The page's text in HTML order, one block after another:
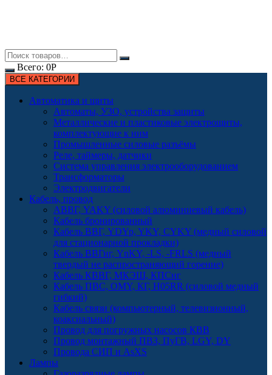
Всего: 0Р
ВСЕ КАТЕГОРИИ
Автоматика и щиты
Автоматы, УЗО, устройства защиты
Металлические и пластиковые электрощиты,
комплектующие к ним
Промышленные силовые разъёмы
Реле, таймеры, датчики
Система управления электрооборудованием
Трансформаторы
Электродвигатели
Кабель, провод
АВВГ, YAKY (силовой алюминиевый кабель)
Кабель бронированный
Кабель ВВГ, YDYp, YKY, CYKY (медный силовой
для стационарной прокладки)
Кабель ВВГнг, YnKY, -LS, -FRLS (медный
твердый не распространяющий горение)
Кабель КВВГ, МКЭШ, КПСнг
Кабель ПВС, OMY, КГ, H05RR (силовой медный
гибкий)
Кабель связи (компьютерный, телевизионный,
коаксиальный)
Провод для погружных насосов КВВ
Провод монтажный ПВЗ, ПуГВ, LGY, DY
Провода СИП и AsXS
Лампы